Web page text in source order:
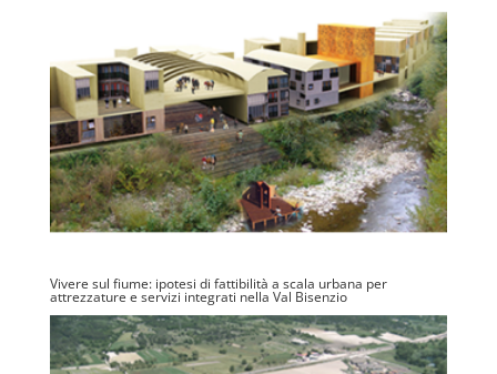
Vivere sul fiume: ipotesi di fattibilità a scala urbana per
attrezzature e servizi integrati nella Val Bisenzio